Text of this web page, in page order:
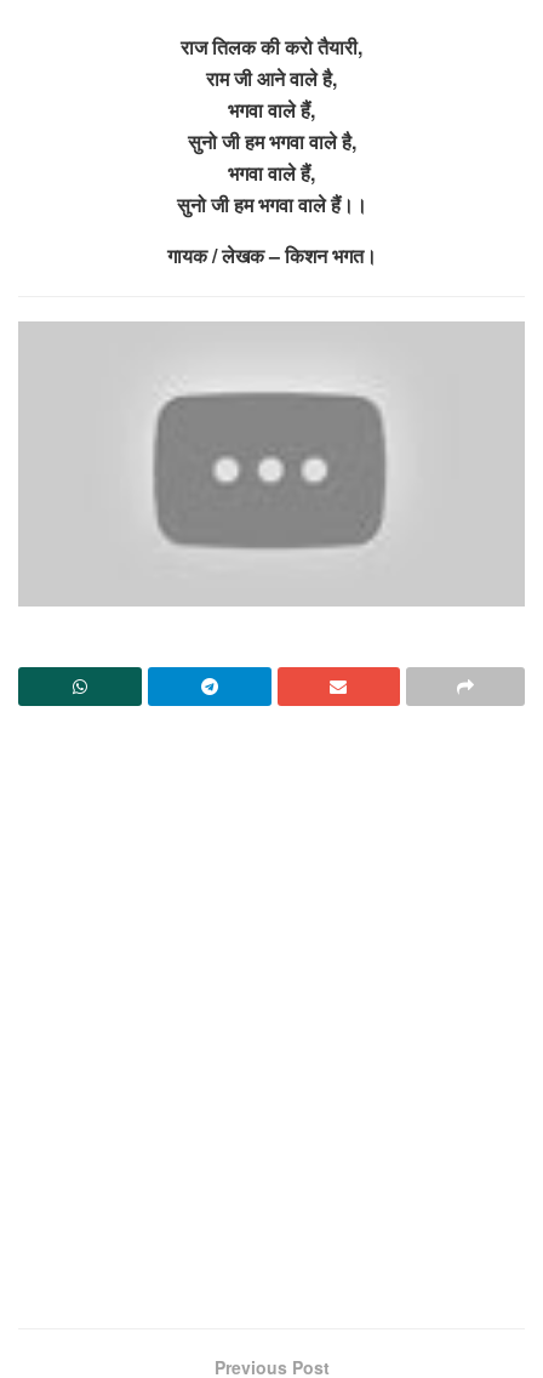
राज तिलक की करो तैयारी,
राम जी आने वाले है,
भगवा वाले हैं,
सुनो जी हम भगवा वाले है,
भगवा वाले हैं,
सुनो जी हम भगवा वाले हैं।।
गायक / लेखक – किशन भगत।
Previous Post